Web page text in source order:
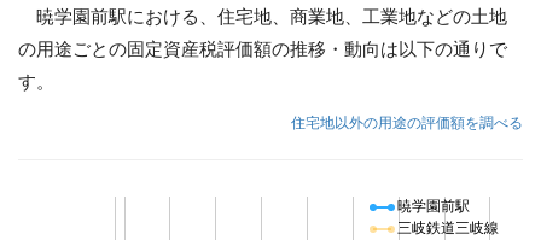
暁学園前駅における、住宅地、商業地、工業地などの土地
の用途ごとの固定資産税評価額の推移・動向は以下の通りで
す。
住宅地以外の用途の評価額を調べる
暁学園前駅
三岐鉄道三岐線